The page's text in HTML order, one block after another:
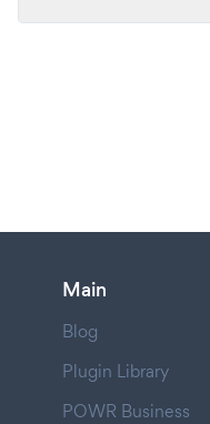
Main
Blog
Plugin Library
POWR Business